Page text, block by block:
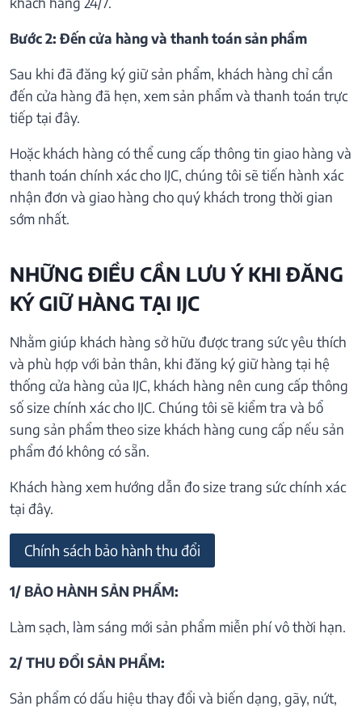
Bước 2: Đến cửa hàng và thanh toán sản phẩm
Sau khi đã đăng ký giữ sản phẩm, khách hàng chỉ cần
đến cửa hàng đã hẹn, xem sản phẩm và thanh toán trực
tiếp tại đây.
Hoặc khách hàng có thể cung cấp thông tin giao hàng và
thanh toán chính xác cho IJC, chúng tôi sẽ tiến hành xác
nhận đơn và giao hàng cho quý khách trong thời gian
sớm nhất.
NHỮNG ĐIỀU CẦN LƯU Ý KHI ĐĂNG
KÝ GIỮ HÀNG TẠI IJC
Nhằm giúp khách hàng sở hữu được trang sức yêu thích
và phù hợp với bản thân, khi đăng ký giữ hàng tại hệ
thống cửa hàng của IJC, khách hàng nên cung cấp thông
số size chính xác cho IJC. Chúng tôi sẽ kiểm tra và bổ
sung sản phẩm theo size khách hàng cung cấp nếu sản
phẩm đó không có sẵn.
Khách hàng xem hướng dẫn đo size trang sức chính xác
tại đây.
Chính sách bảo hành thu đổi
1/ BẢO HÀNH SẢN PHẨM:
Làm sạch, làm sáng mới sản phẩm miễn phí vô thời hạn.
2/ THU ĐỔI SẢN PHẨM:
Sản phẩm có dấu hiệu thay đổi và biến dạng, gãy, nứt,